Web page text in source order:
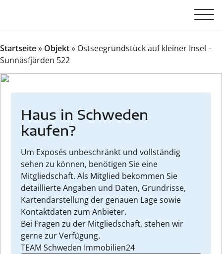
Startseite» Objekt» Ostseegrundstück auf kleiner Insel –
Sunnäsfjärden 522
Haus in Schweden
kaufen?
Um Exposés unbeschränkt und vollständig
sehen zu können, benötigen Sie eine
Mitgliedschaft. Als Mitglied bekommen Sie
detaillierte Angaben und Daten, Grundrisse,
Kartendarstellung der genauen Lage sowie
Kontaktdaten zum Anbieter.
Bei Fragen zu der Mitgliedschaft, stehen wir
gerne zur Verfügung.
TEAM Schweden Immobilien24